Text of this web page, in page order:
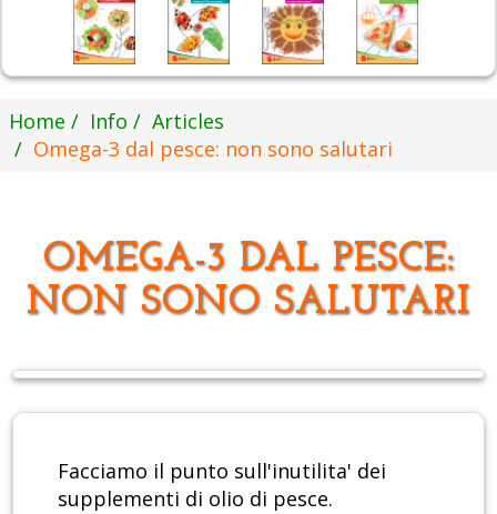
Home Info
Articles
Omega-3 dal pesce: non sono salutari
OMEGA-3 DAL PESCE:
NON SONO SALUTARI
Facciamo il punto sull'inutilita' dei
supplementi di olio di pesce.